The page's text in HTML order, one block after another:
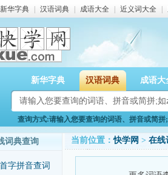
新华字典 汉语词典 成语大全 近义词大全
新华字典 汉语词典 成语大
查询方式:请输入您要查询的词语、拼音或简拼
词典查询
字拼音查词
当前位置：快学网 > 在线